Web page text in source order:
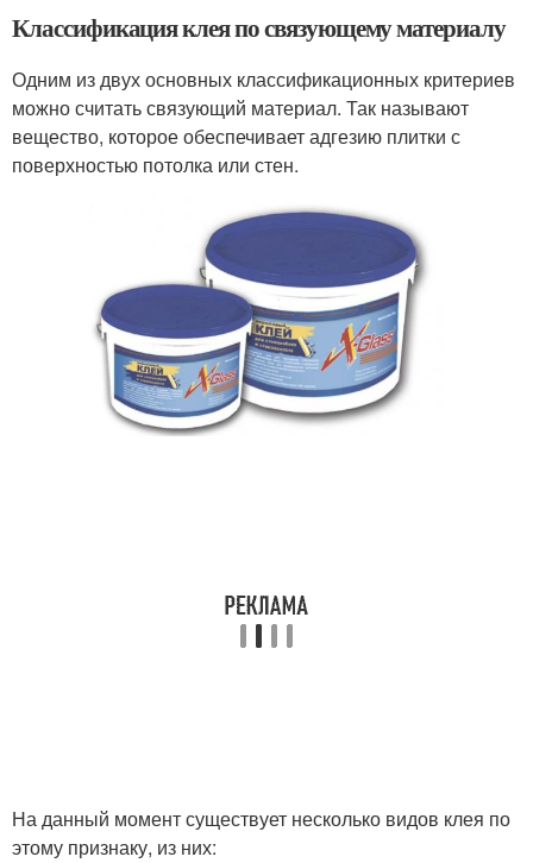
Классификация клея по связующему материалу
Одним из двух основных классификационных критериев
можно считать связующий материал. Так называют
вещество, которое обеспечивает адгезию плитки с
поверхностью потолка или стен.
На данный момент существует несколько видов клея по
этому признаку, из них: